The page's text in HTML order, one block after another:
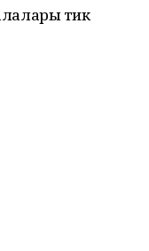
тик